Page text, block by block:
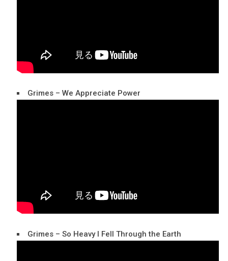
Grimes – We Appreciate Power
Grimes – So Heavy I Fell Through the Earth